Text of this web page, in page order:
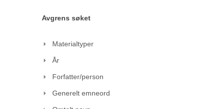
Avgrens søket
Materialtyper
År
Forfatter/person
Generelt emneord